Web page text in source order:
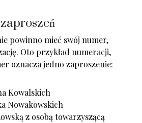
powinno mieć swój numer,
Oto przykład numeracji,
oznacza jedno zaproszenie:
Kowalskich
Nowakowskich
z osobą towarzyszącą